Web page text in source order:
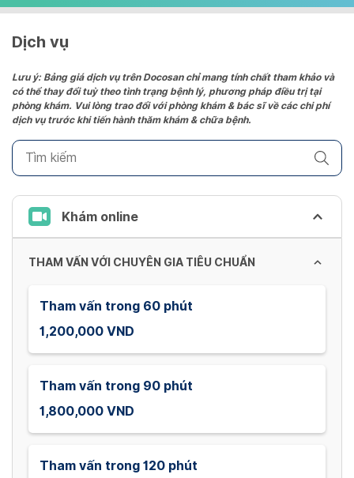
date.
the
question
mark
to
keyboard
shortcuts
changing
Dịch vụ
Lưu ý: Bảng giá dịch vụ trên Docosan chỉ mang tính chất tham khảo và
có thể thay đổi tuỳ theo tình trạng bệnh lý, phương pháp điều trị tại
phòng khám. Vui lòng trao đổi với phòng khám & bác sĩ về các chi phí
dịch vụ trước khi tiến hành thăm khám & chữa bệnh.
Khám online
THAM VẤN VỚI CHUYÊN GIA TIÊU CHUẨN
Tham vấn trong 60 phút
1,200,000 VND
Tham vấn trong 90 phút
1,800,000 VND
Tham vấn trong 120 phút